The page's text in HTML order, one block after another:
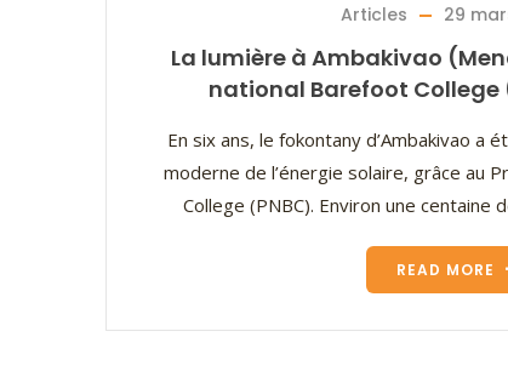
Articles 29
La lumière à Ambakivao
national Barefoot College
En six ans, le fokontany d’Ambakivao a
moderne de l’énergie solaire, grâce au
College (PNBC). Environ une
READ MORE